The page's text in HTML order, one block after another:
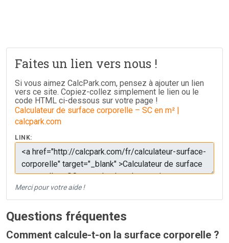
Faites un lien vers nous !
Si vous aimez CalcPark.com, pensez à ajouter un lien
vers ce site. Copiez-collez simplement le lien ou le
code HTML ci-dessous sur votre page !
Calculateur de surface corporelle – SC en m² |
calcpark.com
LINK:
Merci pour votre aide !
Questions fréquentes
Comment calcule-t-on la surface corporelle ?